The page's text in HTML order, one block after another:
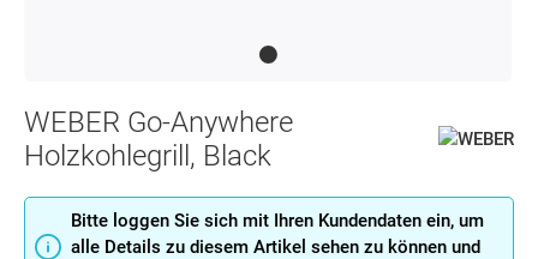
WEBER Go-Anywhere
Holzkohlegrill, Black
Bitte loggen Sie sich mit Ihren Kundendaten ein, um
alle Details zu diesem Artikel sehen zu können und